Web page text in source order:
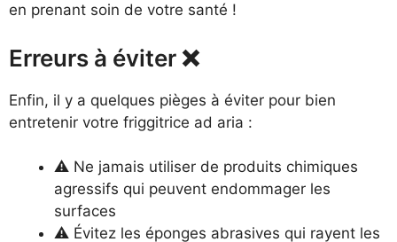
en prenant soin de votre santé !
Erreurs à éviter ❌
Enfin, il y a quelques pièges à éviter pour bien
entretenir votre friggitrice ad aria :
⚠️ Ne jamais utiliser de produits chimiques
agressifs qui peuvent endommager les
surfaces
⚠️ Évitez les éponges abrasives qui rayent les